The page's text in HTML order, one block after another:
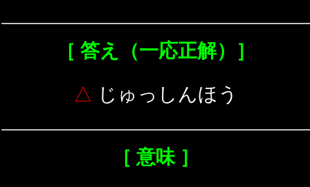
［ 答え（一応正解）］
△ じゅっしんほう
［ 意味 ］